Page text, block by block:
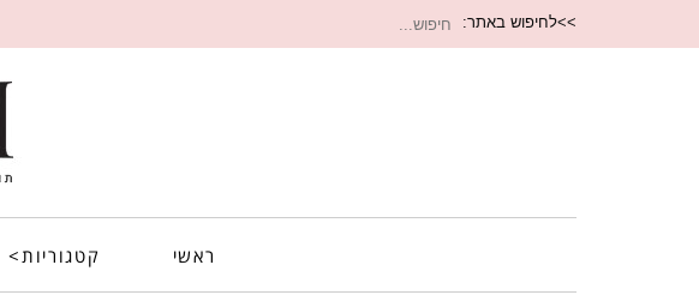
>>לחיפוש באתר: חיפוש
ראשי קטגוריות>